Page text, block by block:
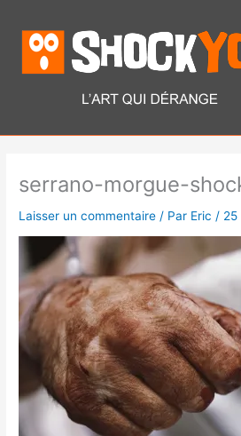
contenu
serrano-morgue-
Laisser un commentaire / Par Eric / 25